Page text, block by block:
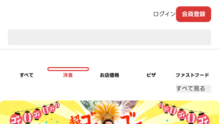
ログイン 会員登録
すべて 洋食 お店価格 ピザ ファストフード
すべて見る
超ゴイゴイヤスー夏祭